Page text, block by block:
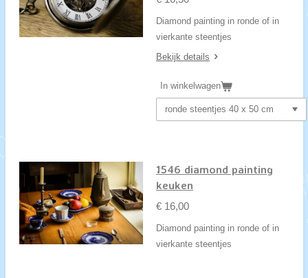
Diamond painting in ronde of in
vierkante steentjes
Bekijk details
In winkelwagen
1546 diamond painting
keuken
€ 16,00
Diamond painting in ronde of in
vierkante steentjes